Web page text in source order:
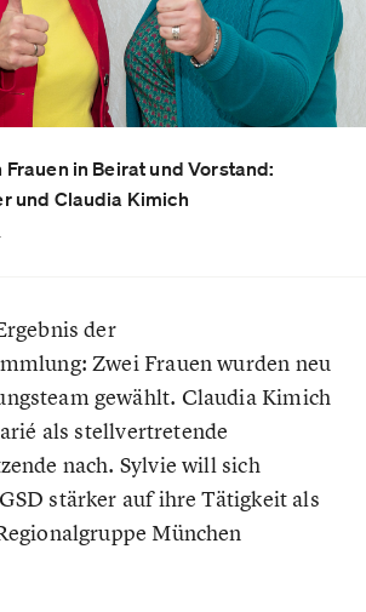
in Beirat und Vorstand:
und Claudia Kimich
der
Zwei Frauen wurden neu
gewählt. Claudia Kimich
als stellvertretende
nach. Sylvie will sich
stärker auf ihre Tätigkeit als
München